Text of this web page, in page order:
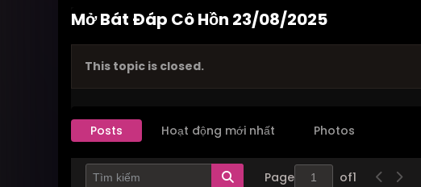
Mở Bát Đáp Cô Hồn 23/08/2025
This topic is closed.
Posts Hoạt động mới nhất Photos
Page of1